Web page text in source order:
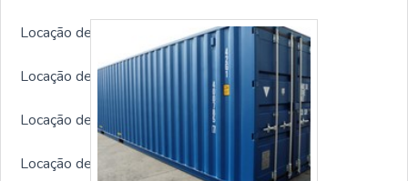
Locação de container guarita
Locação de container para obras
Locação de container refrigerado
Locação de container SP